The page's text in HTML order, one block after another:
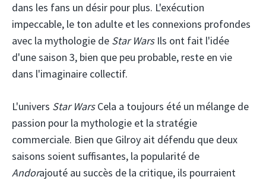
dans les fans un désir pour plus. L'exécution
impeccable, le ton adulte et les connexions profondes
avec la mythologie de Star WarsIls ont fait l'idée
d'une saison 3, bien que peu probable, reste en vie
dans l'imaginaire collectif.
L'univers Star WarsCela a toujours été un mélange de
passion pour la mythologie et la stratégie
commerciale. Bien que Gilroy ait défendu que deux
saisons soient suffisantes, la popularité de
Andorajouté au succès de la critique, ils pourraient